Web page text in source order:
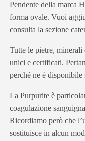
Pendente della marca
forma ovale. Vuoi
consulta la sezione
Tutte le pietre,
unici e certificati.
perché ne è disponibile
La Purpurite è
coagulazione
Ricordiamo però che
sostituisce in alcun